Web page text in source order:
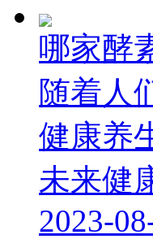
哪家酵
随着人
健康养
未来健
2023-